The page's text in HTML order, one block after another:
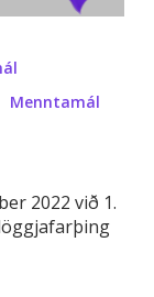
Menntamál
2022 við 1.